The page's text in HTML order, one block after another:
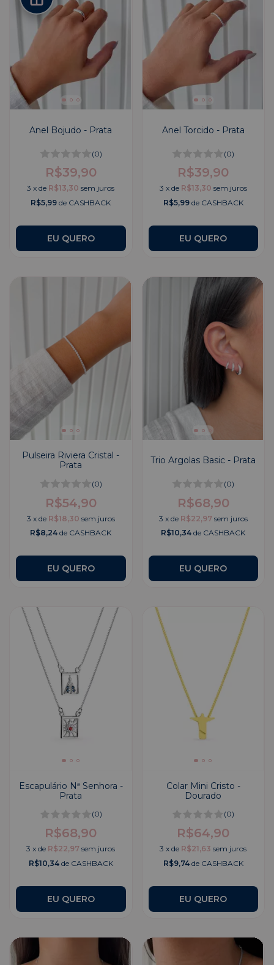
Anel Bojudo - Prata
(0)
R$39,90
3 xde R$13,30 sem juros
R$5,99 de CASHBACK
EU QUERO
Anel Torcido - Prata
(0)
R$39,90
3 x de R$13,30 sem juros
R$5,99de CASHBACK
EU QUERO
Pulseira Riviera Cristal -
Prata
(0)
R$54,90
3 x de R$18,30 sem juros
R$8,24 de CASHBACK
Trio Argolas Basic - Prata
(0)
R$68,90
3 x de R$22,97 sem juros
R$10,34 de CASHBACK
Escapulário Nª Senhora -
Prata
(0)
R$68,90
3 xde R$22,97 sem juros
R$10,34de CASHBACK
Colar Mini Cristo -
Dourado
(0)
R$64,90
3 xde R$21,63 sem juros
R$9,74de CASHBACK